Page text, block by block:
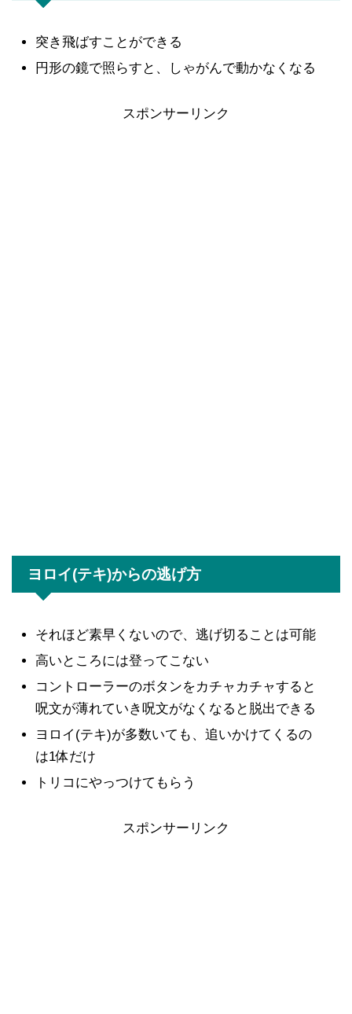
突き飛ばすことができる
円形の鏡で照らすと、しゃがんで動かなくなる
スポンサーリンク
ヨロイ(テキ)からの逃げ方
それほど素早くないので、逃げ切ることは可能
高いところには登ってこない
コントローラーのボタンをカチャカチャすると
呪文が薄れていき呪文がなくなると脱出できる
ヨロイ(テキ)が多数いても、追いかけてくるの
は1体だけ
トリコにやっつけてもらう
スポンサーリンク